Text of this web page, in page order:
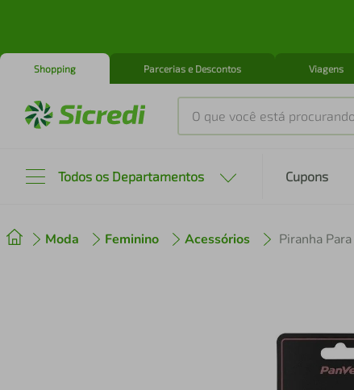
Shopping Parcerias e Descontos Viagens
O que você está procurando?
Todos os Departamentos Cupons
Moda Feminino Acessórios
2 cafeteira